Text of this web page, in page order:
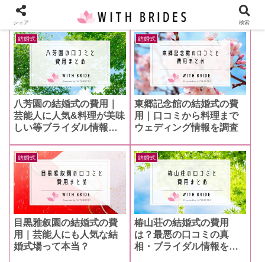
結婚式
八芳園の結婚式の費用｜
芸能人に人気&料理が美味
しい等ブライダル情報も
結婚式
東郷記念館の結婚式の費
用｜口コミから料理まで
ウェディング情報を調査
結婚式
目黒雅叙園の結婚式の費
用｜芸能人にも人気な結
婚式場って本当？
結婚式
椿山荘の結婚式の費用
は？最悪の口コミの真
相・ブライダル情報を徹
シェア 検索